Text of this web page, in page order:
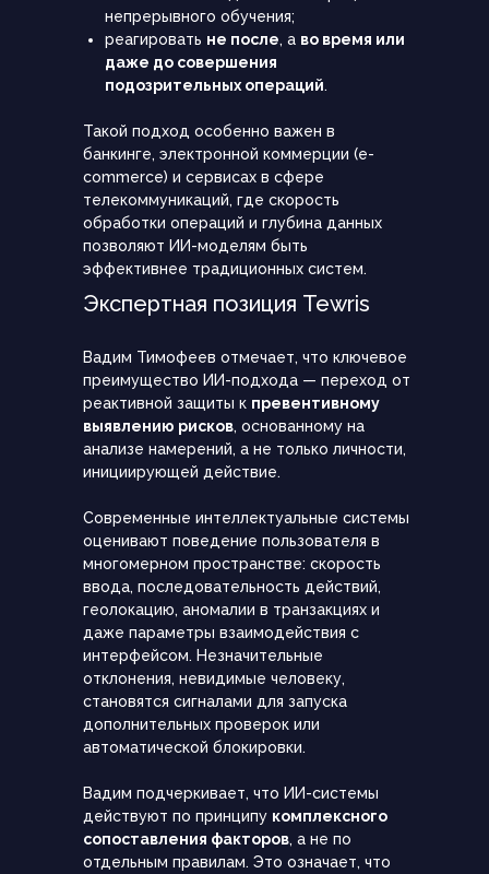
Вадим Тимофеев отмечает, что ключевое
преимущество ИИ-подхода — переход от
реактивной защиты к превентивному
выявлению рисков, основанному на
анализе намерений, а не только личности,
инициирующей действие.
Современные интеллектуальные системы
оценивают поведение пользователя в
многомерном пространстве: скорость
ввода, последовательность действий,
геолокацию, аномалии в транзакциях и
даже параметры взаимодействия с
интерфейсом. Незначительные
отклонения, невидимые человеку,
становятся сигналами для запуска
дополнительных проверок или
автоматической блокировки.
Вадим подчеркивает, что ИИ-системы
действуют по принципу комплексного
сопоставления факторов, а не по
отдельным правилам. Это означает, что
Экспертная позиция Tewris
непрерывного обучения;
реагировать не после, а во время или
даже до совершения
подозрительных операций.
Такой подход особенно важен в
банкинге, электронной коммерции (e-
commerce) и сервисах в сфере
телекоммуникаций, где скорость
обработки операций и глубина данных
позволяют ИИ-моделям быть
эффективнее традиционных систем.